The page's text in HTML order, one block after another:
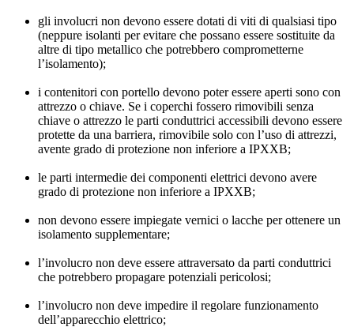
gli involucri non devono essere dotati di viti di qualsiasi tipo
(neppure isolanti per evitare che possano essere sostituite da
altre di tipo metallico che potrebbero comprometterne
l’isolamento);
i contenitori con portello devono poter essere aperti sono con
attrezzo o chiave. Se i coperchi fossero rimovibili senza
chiave o attrezzo le parti conduttrici accessibili devono essere
protette da una barriera, rimovibile solo con l’uso di attrezzi,
avente grado di protezione non inferiore a IPXXB;
le parti intermedie dei componenti elettrici devono avere
grado di protezione non inferiore a IPXXB;
non devono essere impiegate vernici o lacche per ottenere un
isolamento supplementare;
l’involucro non deve essere attraversato da parti conduttrici
che potrebbero propagare potenziali pericolosi;
l’involucro non deve impedire il regolare funzionamento
dell’apparecchio elettrico;